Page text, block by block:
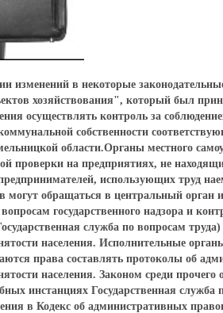
изменений в некоторые
хозяйствования", который был
осуществлять контроль за
собственности
области.Органы местного
проверки на предприятиях, не
использующих труд
могут обращаться в центральный
государственного надзора и
служба по вопросам
населения. Исполнительные
права составлять протоколы об
населения. Законом среди прочего
инстанциях Государственная
в Кодекс об административных